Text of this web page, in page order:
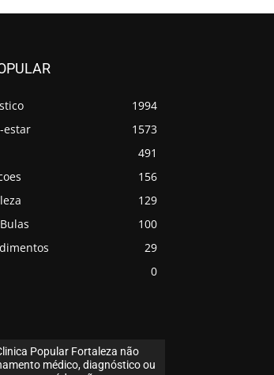
1994
estar
1573
491
156
129
100
29
0
Popular Fortaleza não
médico, diagnóstico ou